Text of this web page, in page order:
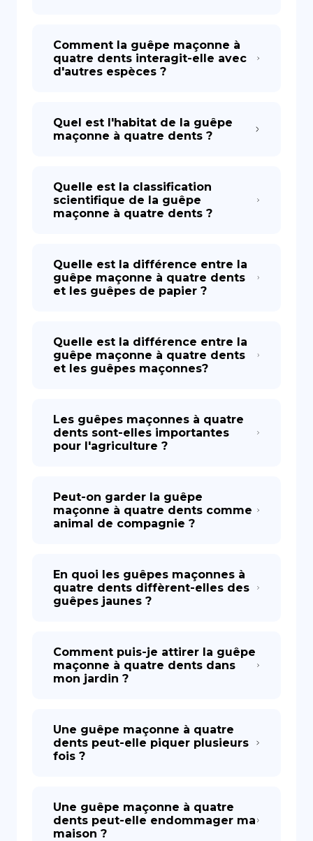
Comment la guêpe maçonne à
quatre dents interagit-elle avec
d'autres espèces ?
Quel est l'habitat de la guêpe
maçonne à quatre dents ?
Quelle est la classification
scientifique de la guêpe
maçonne à quatre dents ?
Quelle est la différence entre la
guêpe maçonne à quatre dents
et les guêpes de papier ?
Quelle est la différence entre la
guêpe maçonne à quatre dents
et les guêpes maçonnes?
Les guêpes maçonnes à quatre
dents sont-elles importantes
pour l'agriculture ?
Peut-on garder la guêpe
maçonne à quatre dents comme
animal de compagnie ?
En quoi les guêpes maçonnes à
quatre dents diffèrent-elles des
guêpes jaunes ?
Comment puis-je attirer la guêpe
maçonne à quatre dents dans
mon jardin ?
Une guêpe maçonne à quatre
dents peut-elle piquer plusieurs
fois ?
Une guêpe maçonne à quatre
dents peut-elle endommager ma
maison ?